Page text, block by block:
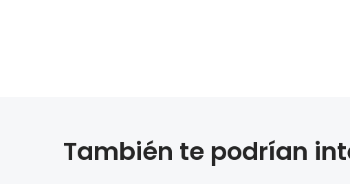
También te podrían